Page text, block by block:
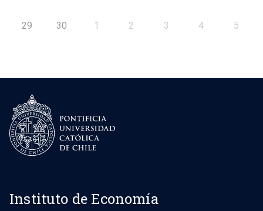
29 30 1 2 3 4 5
Instituto de Economía